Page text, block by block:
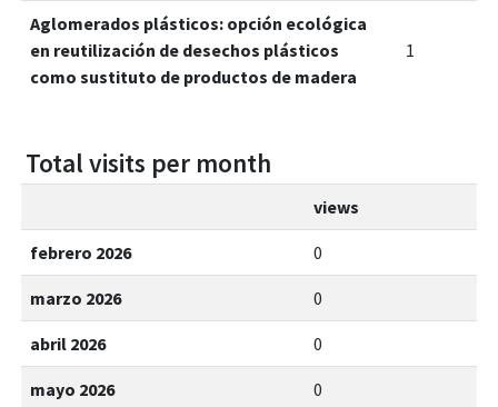
Aglomerados plásticos: opción ecológica
en reutilización de desechos plásticos
como sustituto de productos de madera
1
Total visits per month
views
febrero 2026 0
marzo 2026 0
abril 2026 0
mayo 2026 0